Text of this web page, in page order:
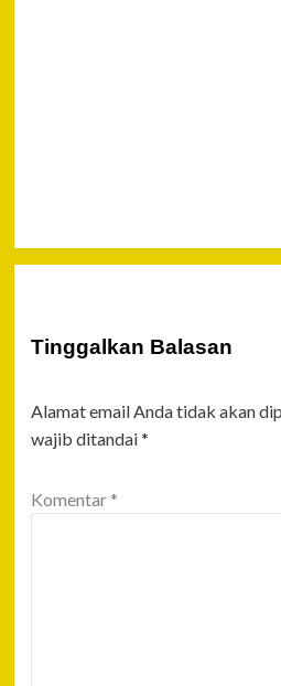
Tinggalkan Balasan
Alamat email Anda tidak akan
wajib ditandai*
Komentar *